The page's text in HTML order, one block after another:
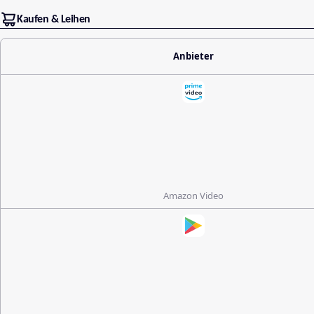
Kaufen & Leihen
Anbieter
Amazon Video